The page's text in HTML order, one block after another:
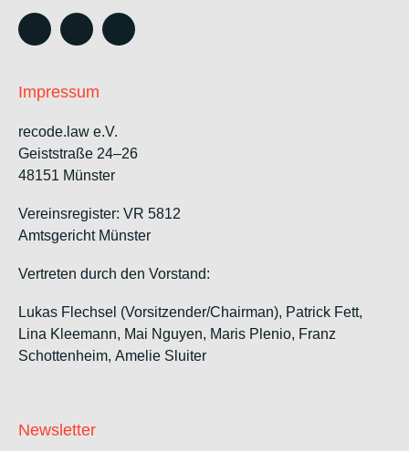
Impressum
recode.law e.V.
Geiststraße 24–26
48151 Münster
Vereinsregister: VR 5812
Amtsgericht Münster
Vertreten durch den Vorstand:
Lukas Flechsel (Vorsitzender/Chairman), Patrick Fett,
Lina Kleemann, Mai Nguyen, Maris Plenio, Franz
Schottenheim, Amelie Sluiter
Newsletter